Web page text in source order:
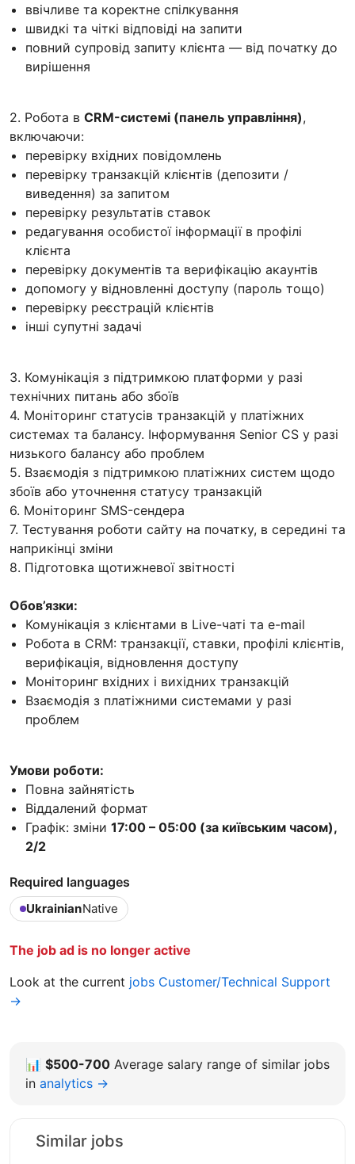
ввічливе та коректне спілкування
швидкі та чіткі відповіді на запити
повний супровід запиту клієнта — від початку до
вирішення
2. Робота в CRM-системі (панель управління),
включаючи:
перевірку вхідних повідомлень
перевірку транзакцій клієнтів (депозити /
виведення) за запитом
перевірку результатів ставок
редагування особистої інформації в профілі
клієнта
перевірку документів та верифікацію акаунтів
допомогу у відновленні доступу (пароль тощо)
перевірку реєстрацій клієнтів
інші супутні задачі
3. Комунікація з підтримкою платформи у разі
технічних питань або збоїв
4. Моніторинг статусів транзакцій у платіжних
системах та балансу. Інформування Senior CS у разі
низького балансу або проблем
5. Взаємодія з підтримкою платіжних систем щодо
збоїв або уточнення статусу транзакцій
6. Моніторинг SMS-сендера
7. Тестування роботи сайту на початку, в середині та
наприкінці зміни
8. Підготовка щотижневої звітності
Обов’язки:
Комунікація з клієнтами в Live-чаті та e-mail
Робота в CRM: транзакції, ставки, профілі клієнтів,
верифікація, відновлення доступу
Моніторинг вхідних і вихідних транзакцій
Взаємодія з платіжними системами у разі
проблем
Умови роботи:
Повна зайнятість
Віддалений формат
Графік: зміни 17:00 – 05:00 (за київським часом),
2/2
Required languages
UkrainianNative
The job ad is no longer active
Look at the current jobs Customer/Technical Support
→
📊 $500-700 Average salary range of similar jobs
in analytics →
Similar jobs